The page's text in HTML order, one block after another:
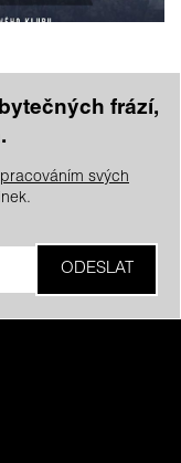
frází,
svých